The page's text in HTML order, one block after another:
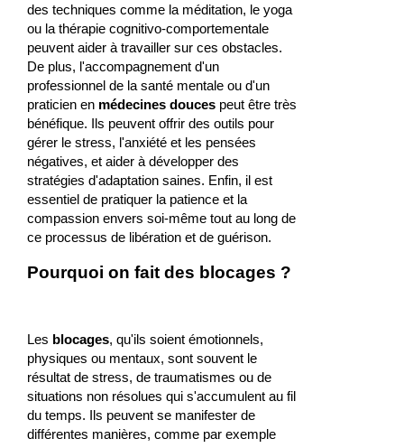
des techniques comme la méditation, le yoga
ou la thérapie cognitivo-comportementale
peuvent aider à travailler sur ces obstacles.
De plus, l'accompagnement d'un
professionnel de la santé mentale ou d'un
praticien en médecines doucespeut être très
bénéfique. Ils peuvent offrir des outils pour
gérer le stress, l'anxiété et les pensées
négatives, et aider à développer des
stratégies d'adaptation saines. Enfin, il est
essentiel de pratiquer la patience et la
compassion envers soi-même tout au long de
ce processus de libération et de guérison.
Pourquoi on fait des blocages ?
Les blocages, qu'ils soient émotionnels,
physiques ou mentaux, sont souvent le
résultat de stress, de traumatismes ou de
situations non résolues qui s'accumulent au fil
du temps. Ils peuvent se manifester de
différentes manières, comme par exemple